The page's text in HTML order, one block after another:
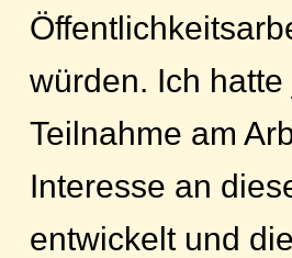
würden. Ich
Teilnahme am
Interesse an
entwickelt und